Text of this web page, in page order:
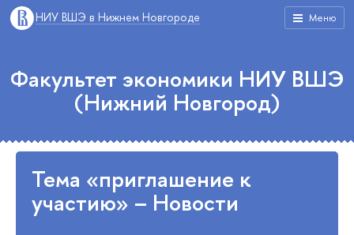
Меню
НИУ ВШЭ в Нижнем Новгороде
Факультет экономики НИУ ВШЭ
(Нижний Новгород)
Тема «приглашение к
участию» – Новости